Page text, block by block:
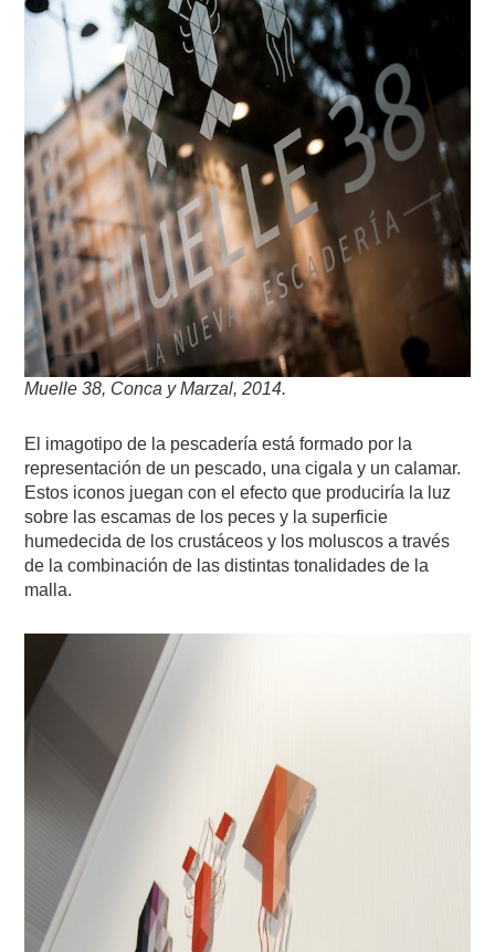
Muelle 38, Conca y Marzal, 2014.
El imagotipo de la pescadería está formado por la
representación de un pescado, una cigala y un calamar.
Estos iconos juegan con el efecto que produciría la luz
sobre las escamas de los peces y la superficie
humedecida de los crustáceos y los moluscos a través
de la combinación de las distintas tonalidades de la
malla.